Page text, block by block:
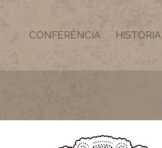
CONFERÊNCIA HISTÓRIA